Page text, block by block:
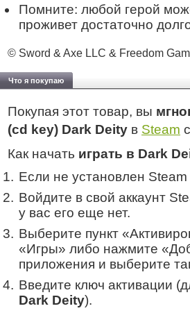
Помните: любой герой
проживет достаточно
© Sword & Axe LLC & Freedom
Что я покупаю
Покупая этот товар, вы
(cd key) Dark Deity в Steam
Как начать играть в Dark
Если не установлен
Войдите в свой аккаунт
у вас его еще нет.
Выберите пункт
«Игры» либо нажмите
приложения и выберите
Введите ключ активации
Dark Deity).